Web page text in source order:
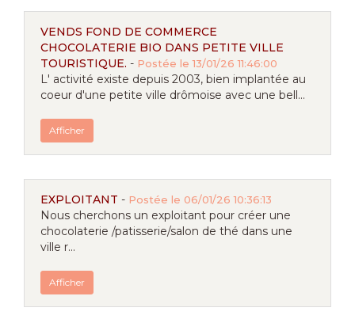
VENDS FOND DE COMMERCE
CHOCOLATERIE BIO DANS PETITE VILLE
TOURISTIQUE. - Postée le 13/01/26 11:46:00
L' activité existe depuis 2003, bien implantée au
coeur d'une petite ville drômoise avec une bell...
Afficher
EXPLOITANT - Postée le 06/01/26 10:36:13
Nous cherchons un exploitant pour créer une
chocolaterie /patisserie/salon de thé dans une
ville r...
Afficher